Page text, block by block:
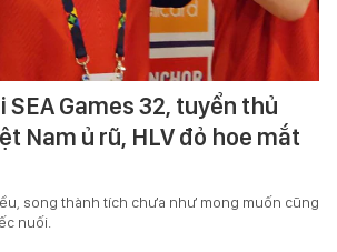
SEA Games 32, tuyển thủ
Nam ủ rũ, HLV đỏ hoe mắt
song thành tích chưa như mong muốn cũng
nuối.